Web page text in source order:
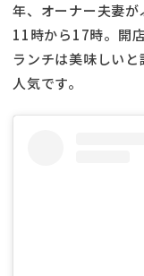
年、オーナー夫妻
11時から17時。開
ランチは美味しい
人気です。